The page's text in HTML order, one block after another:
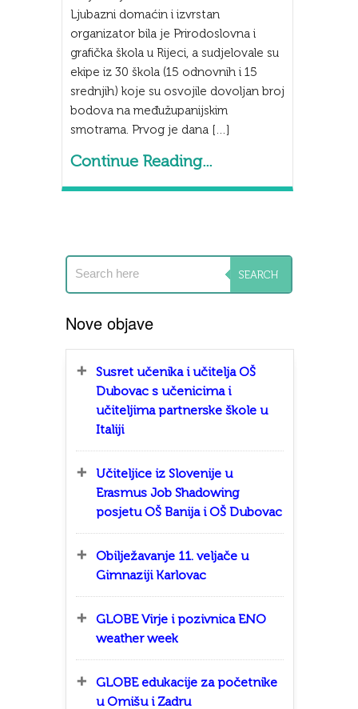
Ljubazni domaćin i izvrstan
organizator bila je Prirodoslovna i
grafička škola u Rijeci, a sudjelovale su
ekipe iz 30 škola (15 odnovnih i 15
srednjih) koje su osvojile dovoljan broj
bodova na međužupanijskim
smotrama. Prvog je dana […]
Continue Reading...
Nove objave
Susret učenika i učitelja OŠ
Dubovac s učenicima i
učiteljima partnerske škole u
Italiji
Učiteljice iz Slovenije u
Erasmus Job Shadowing
posjetu OŠ Banija i OŠ Dubovac
Obilježavanje 11. veljače u
Gimnaziji Karlovac
GLOBE Virje i pozivnica ENO
weather week
GLOBE edukacije za početnike
u Omišu i Zadru